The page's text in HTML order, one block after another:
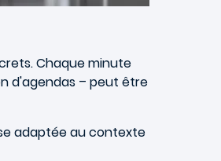
Chaque minute
d'agendas – peut être
adaptée au contexte